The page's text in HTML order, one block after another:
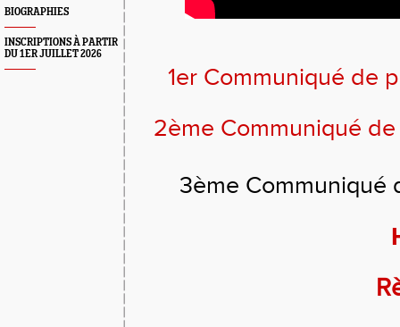
BIOGRAPHIES
INSCRIPTIONS À PARTIR
DU 1ER JUILLET 2026
1er Communiqué de
2ème Communiqué
3ème Communiqué